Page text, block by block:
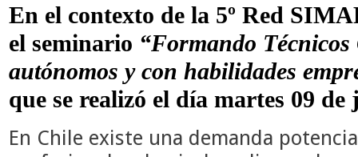
En el contexto de la 5º Red
el seminario “Formando Técnicos
autónomos y con habilidades
que se realizó el día martes 09
En Chile existe una demanda